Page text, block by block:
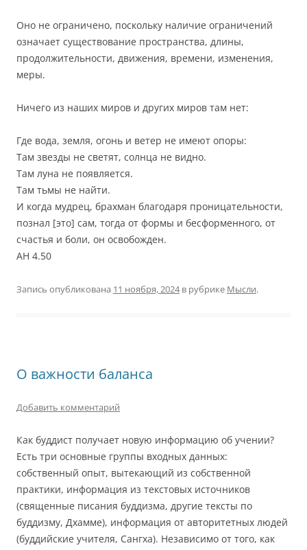
Оно не ограничено, поскольку наличие ограничений
означает существование пространства, длины,
продолжительности, движения, времени, изменения,
меры.
Ничего из наших миров и других миров там нет:
Где вода, земля, огонь и ветер не имеют опоры:
Там звезды не светят, солнца не видно.
Там луна не появляется.
Там тьмы не найти.
И когда мудрец, брахман благодаря проницательности,
познал [это] сам, тогда от формы и бесформенного, от
счастья и боли, он освобожден.
АН 4.50
Запись опубликована 11 ноября, 2024в рубрике Мысли.
О важности баланса
Добавить комментарий
Как буддист получает новую информацию об учении?
Есть три основные группы входных данных:
собственный опыт, вытекающий из собственной
практики, информация из текстовых источников
(священные писания буддизма, другие тексты по
буддизму, Дхамме), информация от авторитетных людей
(буддийские учителя, Сангха). Независимо от того, как